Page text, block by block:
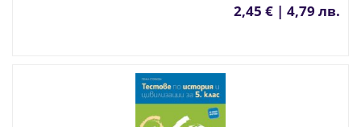
2,45 € | 4,79 лв.